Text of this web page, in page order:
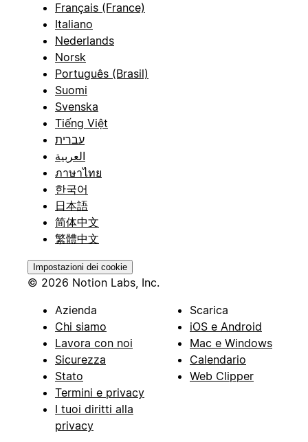
Français (France)
Italiano
Nederlands
Norsk
Português (Brasil)
Suomi
Svenska
Tiếng Việt
עברית
العربية
ภาษาไทย
한국어
日本語
简体中文
繁體中文
Impostazioni dei cookie
© 2026 Notion Labs, Inc.
Azienda
Chi siamo
Lavora con noi
Sicurezza
Stato
Termini e privacy
I tuoi diritti alla
privacy
Scarica
iOS e Android
Mac e Windows
Calendario
Web Clipper